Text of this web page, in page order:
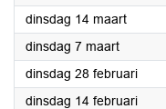
dinsdag 14 maart2023
dinsdag 7 maart2023
dinsdag 28 februari2023
dinsdag 14 februari2023